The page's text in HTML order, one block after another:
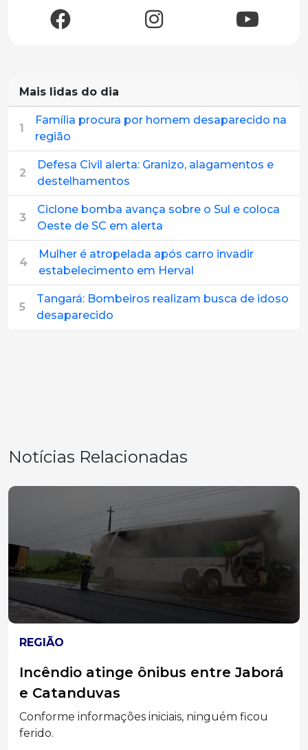
Mais lidas do dia
1
Família procura por homem desaparecido na
região
2
Defesa Civil alerta: Granizo, alagamentos e
destelhamentos
3
Ciclone bomba avança sobre o Sul e coloca
Oeste de SC em alerta
4
Mulher é atropelada após carro invadir
estabelecimento em Herval
5
Tangará: Bombeiros realizam busca de idoso
desaparecido
Notícias Relacionadas
REGIÃO
Incêndio atinge ônibus entre Jaborá
e Catanduvas
Conforme informações iniciais, ninguém ficou
ferido.